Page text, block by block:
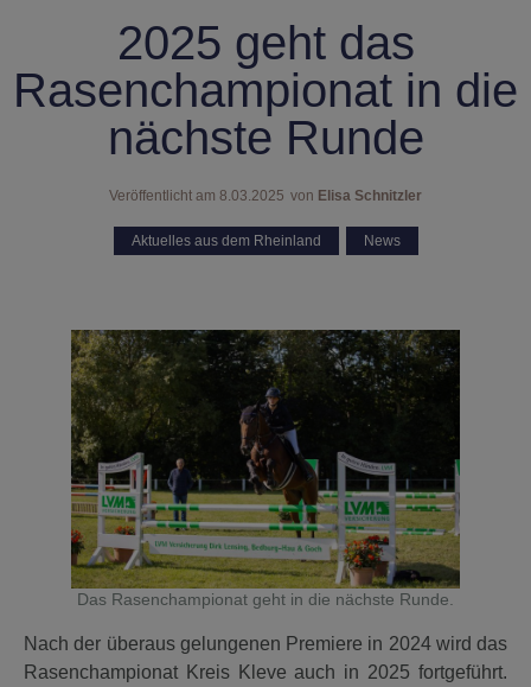
2025 geht das
Rasenchampionat in die
nächste Runde
Veröffentlicht am 8.03.2025 von Elisa Schnitzler
Aktuelles aus dem Rheinland News
Das Rasenchampionat geht in die nächste Runde.
Nach der überaus gelungenen Premiere in 2024 wird das
Rasenchampionat Kreis Kleve auch in 2025 fortgeführt.